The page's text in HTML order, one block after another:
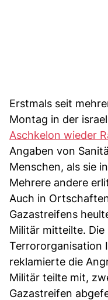
Erstmals seit
Montag in der
Aschkelon wieder
Angaben von
Menschen, als sie
Mehrere andere
Auch in
Gazastreifens
Militär mitteilte. Die
Terrororganisation
reklamierte die
Militär teilte mit,
Gazastreifen